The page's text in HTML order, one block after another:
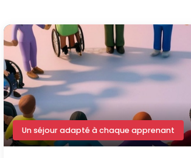
Un séjour adapté à chaque apprenant